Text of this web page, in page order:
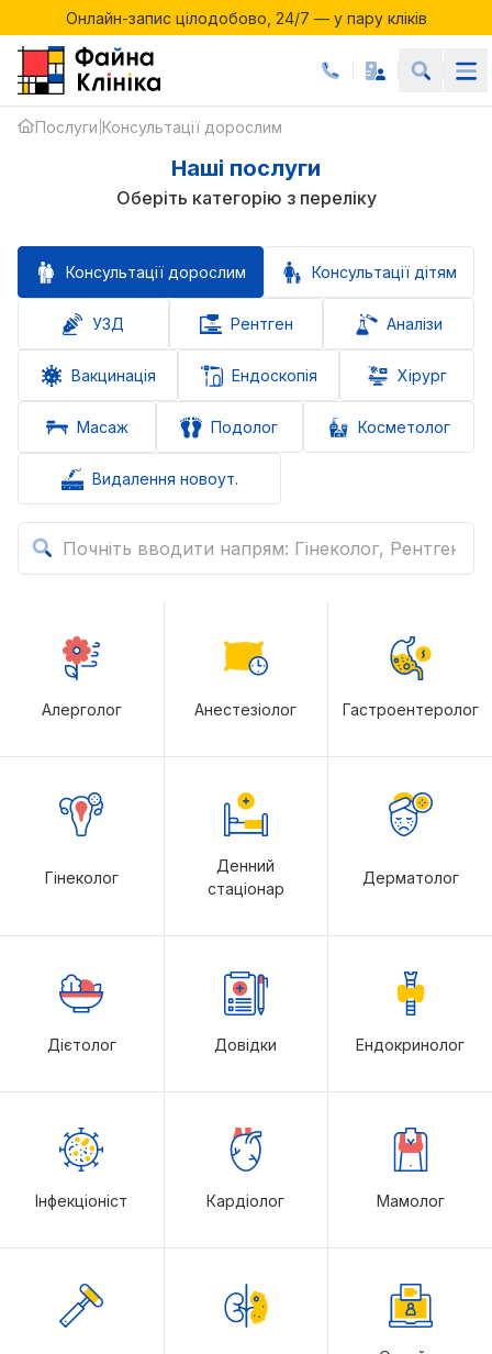
Онлайн-запис цілодобово, 24/7 — у пару кліків
Онлайн-запис цілодобово, 24/7 — у пару кліків
Послуги Консультації дорослим
Наші послуги
Оберіть категорію з переліку
Консультації дорослим Консультації дітям
УЗД Рентген Аналізи
Вакцинація Ендоскопія Хірург
Масаж Подолог Косметолог
Видалення новоут.
Алерголог Анестезіолог Гастроентеролог
Гінеколог
Денний
стаціонар
Дерматолог
Дієтолог Довідки Ендокринолог
Інфекціоніст Кардіолог Мамолог